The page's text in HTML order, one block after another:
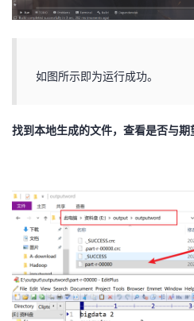
如图所示即为运行成功。
找到本地生成的文件，查看是否与期